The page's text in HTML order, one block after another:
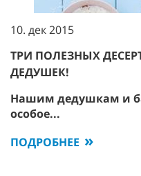
10. дек 2015
ТРИ ПОЛЕЗНЫХ
ДЕДУШЕК!
Нашим дедушкам и
особое...
ПОДРОБНЕЕ